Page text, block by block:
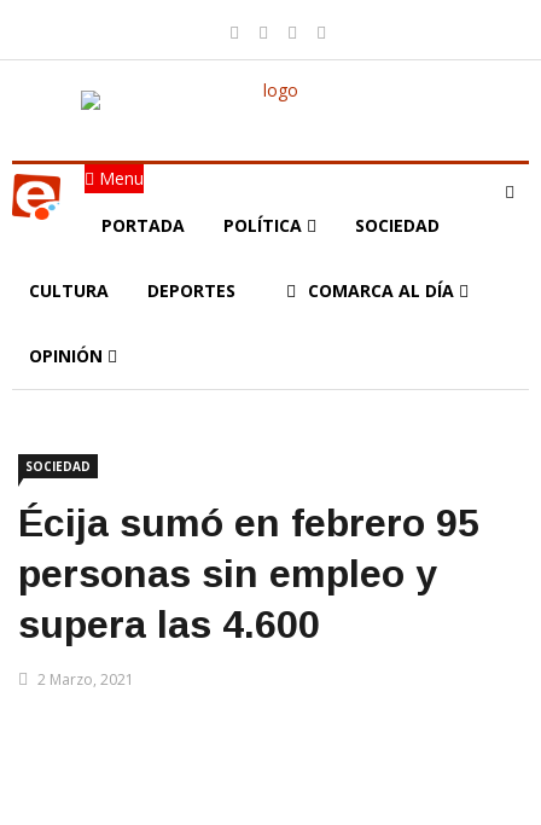
Menu
PORTADA POLÍTICA SOCIEDAD
CULTURA DEPORTES COMARCA AL DÍA
OPINIÓN
SOCIEDAD
Écija sumó en febrero 95
personas sin empleo y
supera las 4.600
2 Marzo, 2021